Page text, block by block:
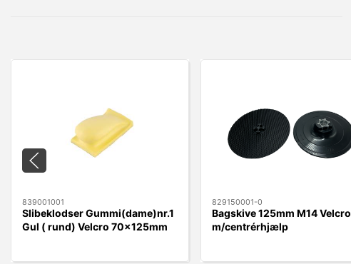
839001001
Slibeklodser Gummi(dame)nr.1
Gul ( rund) Velcro 70x125mm
829150001-0
Bagskive 125mm M14 Velcro
m/centrérhjælp